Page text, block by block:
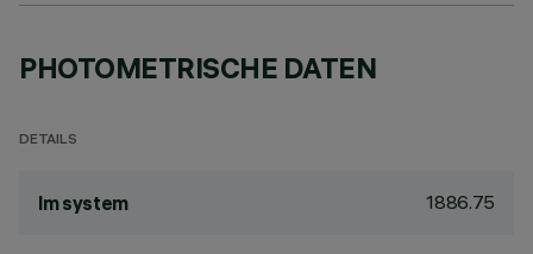
PHOTOMETRISCHE DATEN
DETAILS
lm system 1886.75